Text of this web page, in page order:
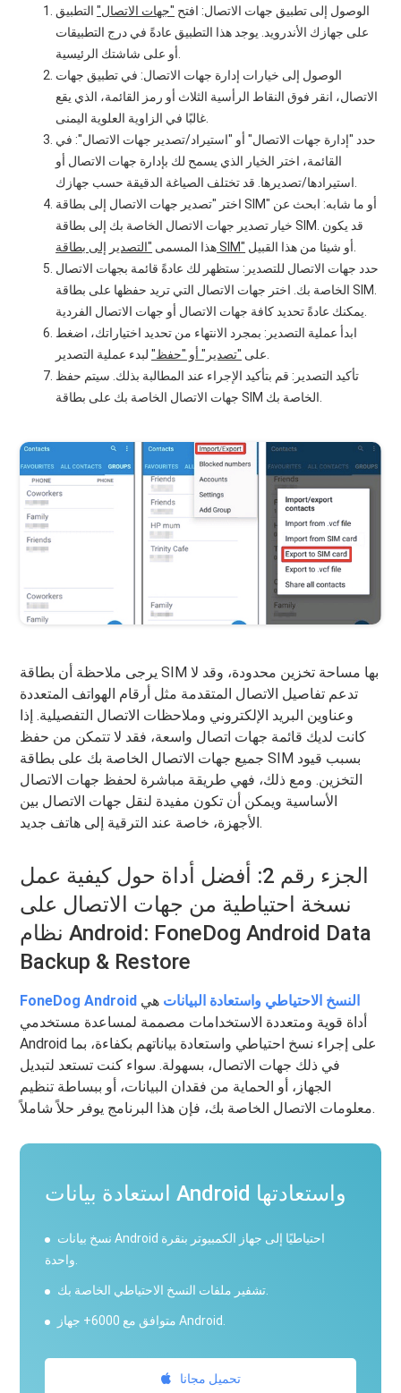
الوصول إلى تطبيق جهات الاتصال: افتح "جهات الاتصال"التطبيق
على جهازك الأندرويد. يوجد هذا التطبيق عادةً في درج التطبيقات
الوصول إلى خيارات إدارة جهات الاتصال: في تطبيق جهات
الاتصال، انقر فوق النقاط الرأسية الثلاث أو رمز القائمة، الذي يقع
حدد "إدارة جهات الاتصال" أو "استيراد/تصدير جهات الاتصال": في
القائمة، اختر الخيار الذي يسمح لك بإدارة جهات الاتصال أو
اختر "تصدير جهات الاتصال إلى بطاقة SIM" أو ما شابه: ابحث عن
خيار تصدير جهات الاتصال الخاصة بك إلى بطاقة SIM. قد يكون
هذا المسمى"التصدير إلى بطاقة SIM"
حدد جهات الاتصال للتصدير: ستظهر لك عادةً قائمة بجهات الاتصال
الخاصة بك. اختر جهات الاتصال التي تريد حفظها على بطاقة SIM.
ابدأ عملية التصدير: بمجرد الانتهاء من تحديد اختياراتك، اضغط
على "تصدير" أو "حفظ"
تأكيد التصدير: قم بتأكيد الإجراء عند المطالبة بذلك. سيتم حفظ
يرجى ملاحظة أن بطاقة SIM بها مساحة تخزين محدودة، وقد لا
تدعم تفاصيل الاتصال المتقدمة مثل أرقام الهواتف المتعددة
وعناوين البريد الإلكتروني وملاحظات الاتصال التفصيلية. إذا
كانت لديك قائمة جهات اتصال واسعة، فقد لا تتمكن من حفظ
جميع جهات الاتصال الخاصة بك على بطاقة SIM بسبب قيود
التخزين. ومع ذلك، فهي طريقة مباشرة لحفظ جهات الاتصال
الأساسية ويمكن أن تكون مفيدة لنقل جهات الاتصال بين
الأجهزة، خاصة عند الترقية إلى هاتف جديد.
الجزء رقم 2: أفضل أداة حول كيفية عمل
نسخة احتياطية من جهات الاتصال على
نظام Android: FoneDog Android Data
Backup & Restore
FoneDog Android النسخ الاحتياطي واستعادة البيانات هي
أداة قوية ومتعددة الاستخدامات مصممة لمساعدة مستخدمي
Android على إجراء نسخ احتياطي واستعادة بياناتهم بكفاءة، بما
في ذلك جهات الاتصال، بسهولة. سواء كنت تستعد لتبديل
الجهاز، أو الحماية من فقدان البيانات، أو ببساطة تنظيم
معلومات الاتصال الخاصة بك، فإن هذا البرنامج يوفر حلاً شاملاً.
استعادة بيانات Android واستعادتها
نسخ بيانات Android احتياطيًا إلى جهاز الكمبيوتر بنقرة
واحدة.
تشفير ملفات النسخ الاحتياطي الخاصة بك.
متوافق مع 6000+ جهاز Android.
تحميل مجانا